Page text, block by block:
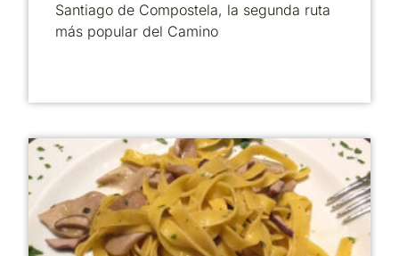
Santiago de Compostela, la segunda ruta
más popular del Camino